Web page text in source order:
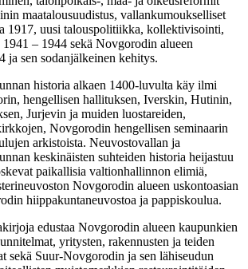
maatalousuudistus, vallankumoukselliset
1917, uusi talouspolitiikka, kollektivisointi,
– 1944 sekä Novgorodin alueen
ja sen sodanjälkeinen kehitys.
historia alkaen 1400-luvulta käy ilmi
hengellisen hallituksen, Iverskin, Hutinin,
Jurjevin ja muiden luostareiden,
Novgorodin hengellisen seminaarin
arkistoista. Neuvostovallan ja
keskinäisten suhteiden historia heijastuu
paikallisia valtionhallinnon elimiä,
Novgorodin alueen uskontoasian
hiippakuntaneuvostoa ja pappiskoulua.
edustaa Novgorodin alueen kaupunkien
yritysten, rakennusten ja teiden
sekä Suur-Novgorodin ja sen lähiseudun